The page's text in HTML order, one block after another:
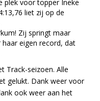
plek voor topper Ineke
liet zij op de
Zij springt maar
eigen record, dat
Track-seizoen. Alle
gelukt. Dank weer voor
ook weer aan het